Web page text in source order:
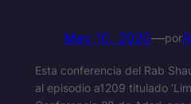
May 10, 2020—por
Esta conferencia del Rab
al episodio a1209 titulado